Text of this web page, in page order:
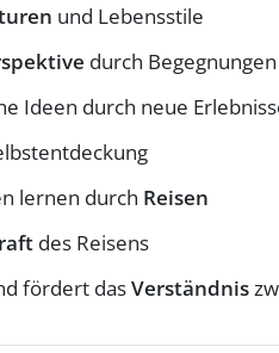
und Lebensstile
durch Begegnungen
Ideen durch neue
lernen durch Reisen
des Reisens
fördert dasVerständnis